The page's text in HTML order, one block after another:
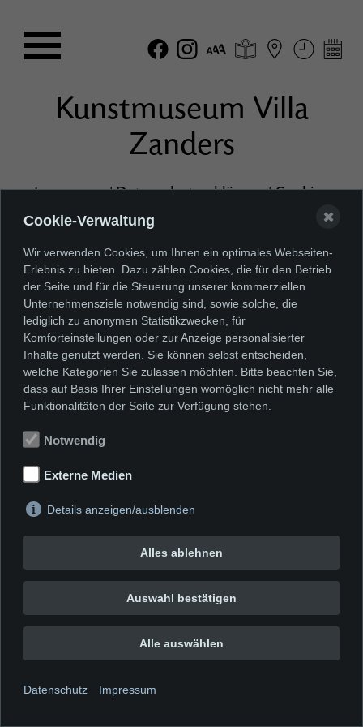
Kunstmuseum Villa
Zanders
Impressum|Datenschutzerklärung|Cookie-
Einstellungen|Erklärung zur Barrierefreiheit
Cookie-Verwaltung
Wir verwenden Cookies, um Ihnen ein optimales Webseiten-
Erlebnis zu bieten. Dazu zählen Cookies, die für den Betrieb
der Seite und für die Steuerung unserer kommerziellen
Unternehmensziele notwendig sind, sowie solche, die
lediglich zu anonymen Statistikzwecken, für
Komforteinstellungen oder zur Anzeige personalisierter
Inhalte genutzt werden. Sie können selbst entscheiden,
welche Kategorien Sie zulassen möchten. Bitte beachten Sie,
dass auf Basis Ihrer Einstellungen womöglich nicht mehr alle
Funktionalitäten der Seite zur Verfügung stehen.
Notwendig
Externe Medien
Details anzeigen/ausblenden
Alles ablehnen
Auswahl bestätigen
Alle auswählen
Datenschutz Impressum
✖